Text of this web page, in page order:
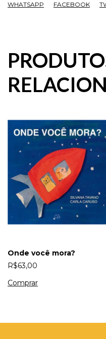
WHATSAPP FACEBOOK
Onde você mora?
R$63,00